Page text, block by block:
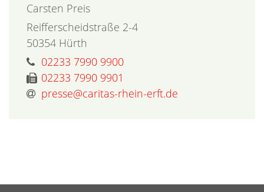
Carsten Preis
Reifferscheidstraße 2-4
50354 Hürth
02233 7990 9900
02233 7990 9901
presse@caritas-rhein-erft.de